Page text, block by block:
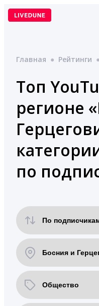
Перейти
Главная ● Рейтинги ●
Топ
регионе
по